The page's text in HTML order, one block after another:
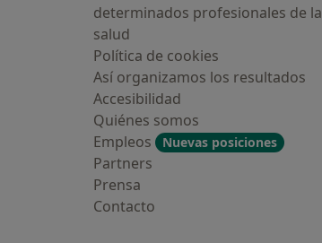
determinados profesionales de la
salud
Política de cookies
Así organizamos los resultados
Accesibilidad
Quiénes somos
Empleos
Nuevas posiciones
Partners
Prensa
Contacto